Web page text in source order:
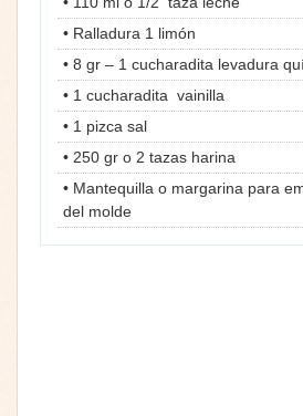
• Ralladura 1 limón
• 8 gr – 1 cucharadita levadura
• 1 cucharadita vainilla
• 1 pizca sal
• 250 gr o 2 tazas harina
• Mantequilla o margarina para
del molde